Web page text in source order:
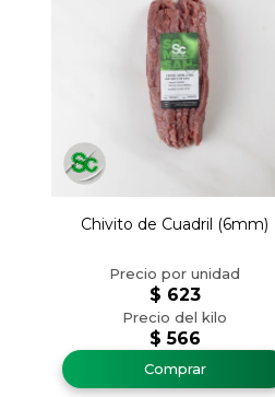
Chivito de Cuadril (6mm)
$ 566
$ 623